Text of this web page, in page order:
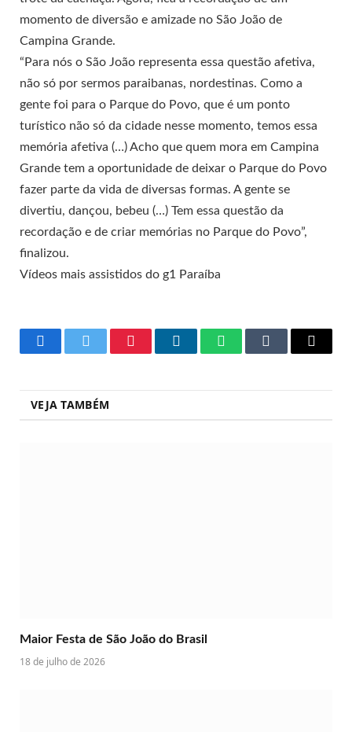
momento de diversão e amizade no São João de
Campina Grande.
“Para nós o São João representa essa questão afetiva,
não só por sermos paraibanas, nordestinas. Como a
gente foi para o Parque do Povo, que é um ponto
turístico não só da cidade nesse momento, temos essa
memória afetiva (…) Acho que quem mora em Campina
Grande tem a oportunidade de deixar o Parque do Povo
fazer parte da vida de diversas formas. A gente se
divertiu, dançou, bebeu (…) Tem essa questão da
recordação e de criar memórias no Parque do Povo”,
finalizou.
Vídeos mais assistidos do g1 Paraíba
FacebookTwitter PinterestLinkedInWhatsAppTumblr Copy
VEJA TAMBÉM
Maior Festa de São João do Brasil
18 de julho de 2026